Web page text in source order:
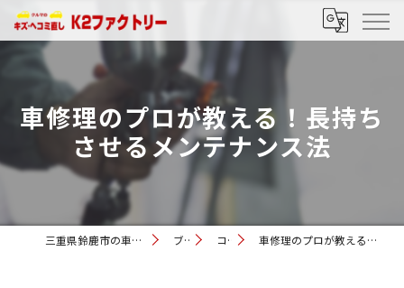
車修理のプロが教える！長持ち
させるメンテナンス法
三重県鈴鹿市の車修理ならK2ファクトリー ブログ コラム 車修理のプロが教える！長持ちさせるメンテナンス法